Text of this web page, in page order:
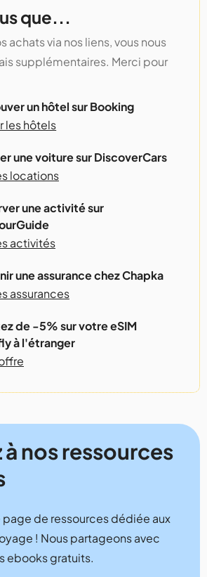
que...
achats via nos liens, vous nous
supplémentaires. Merci pour
un hôtel sur Booking
les hôtels
une voiture sur DiscoverCars
locations
une activité sur
activités
une assurance chez Chapka
assurances
de -5% sur votre eSIM
à l'étranger
nos ressources
page de ressources dédiée aux
! Nous partageons avec
ebooks gratuits.